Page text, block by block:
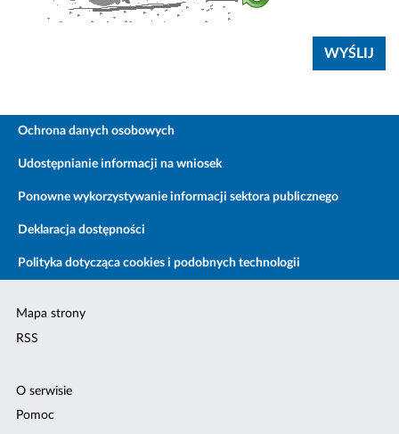
Ochrona danych osobowych
Udostępnianie informacji na wniosek
Ponowne wykorzystywanie informacji sektora publicznego
Deklaracja dostępności
Polityka dotycząca cookies i podobnych technologii
Mapa strony
RSS
O serwisie
Pomoc